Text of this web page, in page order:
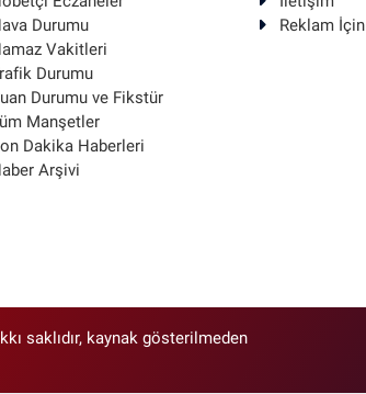
Durumu
Vakitleri
Durumu
Durumu ve Fikstür
Manşetler
Dakika Haberleri
Arşivi
Reklam İçin
saklıdır, kaynak gösterilmeden